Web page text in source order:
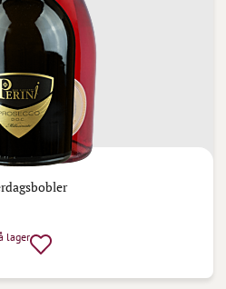
lager